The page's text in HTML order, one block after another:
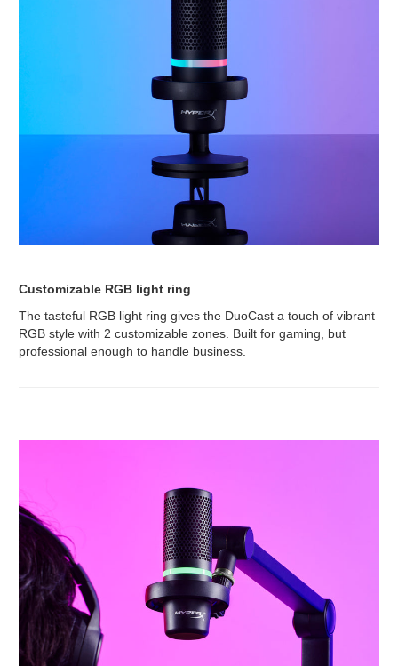
Customizable RGB light ring
The tasteful RGB light ring gives the DuoCast a touch of vibrant
RGB style with 2 customizable zones. Built for gaming, but
professional enough to handle business.